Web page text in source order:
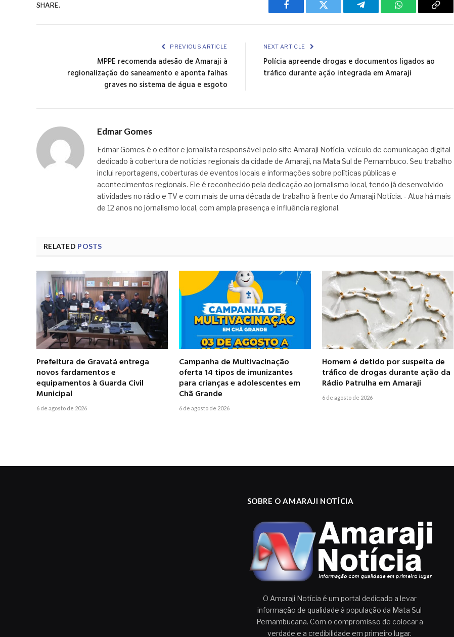
SHARE.
Facebook Twitter Telegram WhatsAppCopy
PREVIOUS ARTICLE
MPPE recomenda adesão de Amaraji à
regionalização do saneamento e aponta falhas
graves no sistema de água e esgoto
NEXT ARTICLE
Polícia apreende drogas e documentos ligados ao
tráfico durante ação integrada em Amaraji
Edmar Gomes
Edmar Gomes é o editor e jornalista responsável pelo site Amaraji Notícia, veículo de comunicação digital
dedicado à cobertura de notícias regionais da cidade de Amaraji, na Mata Sul de Pernambuco. Seu trabalho
inclui reportagens, coberturas de eventos locais e informações sobre políticas públicas e
acontecimentos regionais. Ele é reconhecido pela dedicação ao jornalismo local, tendo já desenvolvido
atividades no rádio e TV e com mais de uma década de trabalho à frente do Amaraji Notícia. - Atua há mais
de 12 anos no jornalismo local, com ampla presença e influência regional.
RELATED POSTS
Prefeitura de Gravatá entrega
novos fardamentos e
equipamentos à Guarda Civil
Municipal
6 de agosto de 2026
Campanha de Multivacinação
oferta 14 tipos de imunizantes
para crianças e adolescentes em
Chã Grande
6 de agosto de 2026
Homem é detido por suspeita de
tráfico de drogas durante ação da
Rádio Patrulha em Amaraji
6 de agosto de 2026
SOBRE O AMARAJI NOTÍCIA
O Amaraji Notícia é um portal dedicado a levar
informação de qualidade à população da Mata Sul
Pernambucana. Com o compromisso de colocar a
verdade e a credibilidade em primeiro lugar.